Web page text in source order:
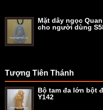
Mặt dây ngọc
cho người dùng
Tượng Tiên Thánh
Bộ tam đa lớn bột
Y142